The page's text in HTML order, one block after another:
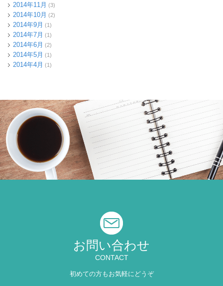
2014年11月 (3)
2014年10月 (2)
2014年9月 (1)
2014年7月 (1)
2014年6月 (2)
2014年5月 (1)
2014年4月 (1)
お問い合わせ
CONTACT
初めての方もお気軽にどうぞ